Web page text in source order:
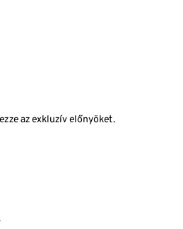
az exkluzív előnyöket.